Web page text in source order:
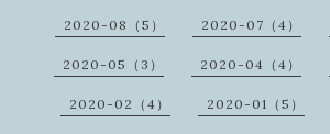
2020-08（5） 2020-07（4）
2020-05（3） 2020-04（4）
2020-02（4） 2020-01（5）